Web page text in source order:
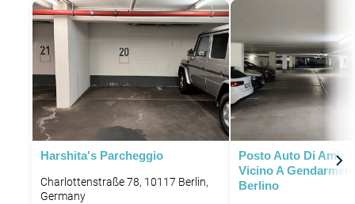
Harshita's Parcheggio
Charlottenstraße 78, 10117 Berlin,
Germany
Posto Auto Di Amir
Vicino A
Berlino